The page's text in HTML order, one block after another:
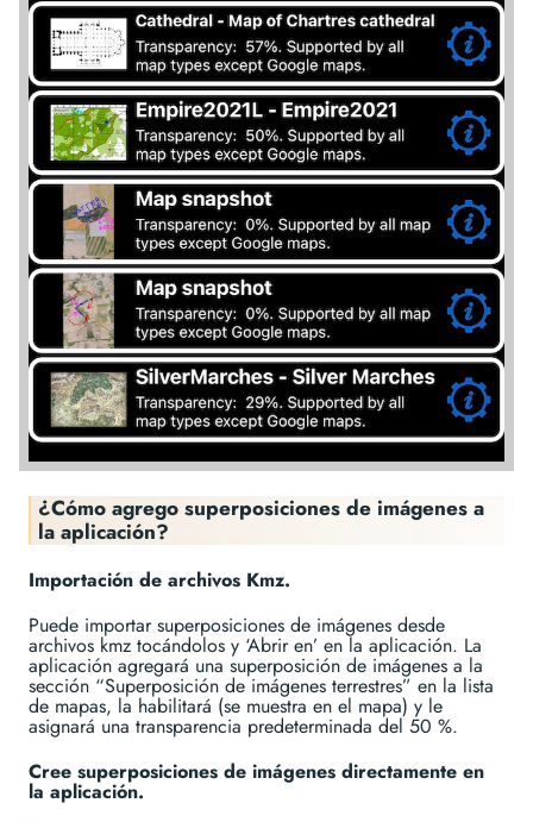
¿Cómo agrego superposiciones de imágenes a
la aplicación?
Importación de archivos Kmz.
Puede importar superposiciones de imágenes desde
archivos kmz tocándolos y ‘Abrir en’ en la aplicación. La
aplicación agregará una superposición de imágenes a la
sección “Superposición de imágenes terrestres” en la lista
de mapas, la habilitará (se muestra en el mapa) y le
asignará una transparencia predeterminada del 50 %.
Cree superposiciones de imágenes directamente en
la aplicación.